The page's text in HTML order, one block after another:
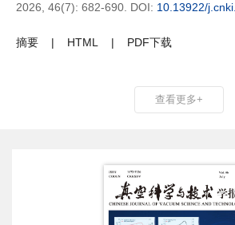
2026, 46(7): 682-690. DOI: 10.13922/
摘要 HTML PDF下载
查看更多+